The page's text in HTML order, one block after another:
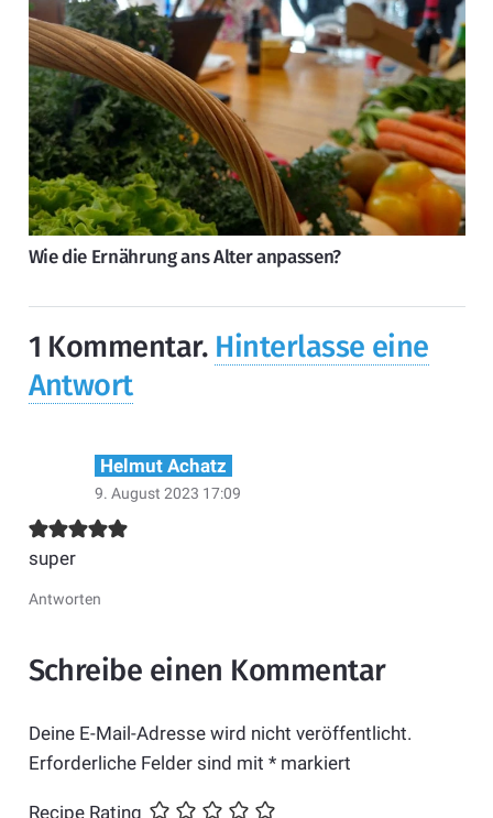
Wie die Ernährung ans Alter anpassen?
1 Kommentar. Hinterlasse eine
Antwort
Helmut Achatz
9. August 2023 17:09
super
Antworten
Schreibe einen Kommentar
Deine E-Mail-Adresse wird nicht veröffentlicht.
Erforderliche Felder sind mit *markiert
Recipe Rating